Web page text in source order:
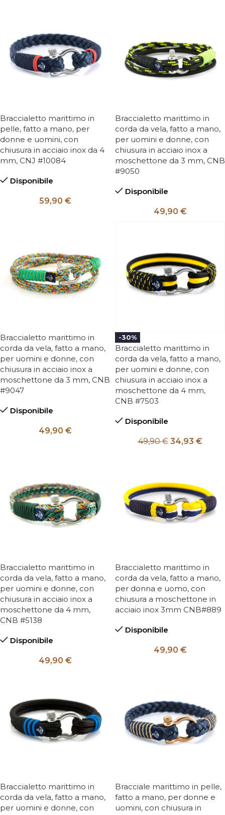
Braccialetto marittimo in
pelle, fatto a mano, per
donne e uomini, con
chiusura in acciaio inox da 4
mm, CNJ #10084
Disponibile
59,90 €
Braccialetto marittimo in
corda da vela, fatto a mano,
per uomini e donne, con
chiusura in acciaio inox a
moschettone da 3 mm, CNB
#9050
Disponibile
49,90 €
Braccialetto marittimo in
corda da vela, fatto a mano,
per uomini e donne, con
chiusura in acciaio inox a
moschettone da 3 mm, CNB
#9047
Disponibile
49,90 €
-30%
Braccialetto marittimo in
corda da vela, fatto a mano,
per uomini e donne, con
chiusura in acciaio inox a
moschettone da 4 mm,
CNB #7503
Disponibile
49,90€ 34,93 €
Braccialetto marittimo in
corda da vela, fatto a mano,
per uomini e donne, con
chiusura in acciaio inox a
moschettone da 4 mm,
CNB #5138
Disponibile
49,90 €
Braccialetto marittimo in
corda da vela, fatto a mano,
per donna e uomo, con
chiusura a moschettone in
acciaio inox 3mm CNB#889
Disponibile
49,90 €
Braccialetto marittimo in
corda da vela, fatto a mano,
per uomini e donne, con
Bracciale marittimo in pelle,
fatto a mano, per donne e
uomini, con chiusura in